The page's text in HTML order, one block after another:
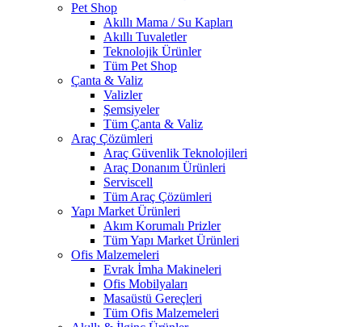
Pet Shop
Akıllı Mama / Su Kapları
Akıllı Tuvaletler
Teknolojik Ürünler
Tüm Pet Shop
Çanta & Valiz
Valizler
Şemsiyeler
Tüm Çanta & Valiz
Araç Çözümleri
Araç Güvenlik Teknolojileri
Araç Donanım Ürünleri
Serviscell
Tüm Araç Çözümleri
Yapı Market Ürünleri
Akım Korumalı Prizler
Tüm Yapı Market Ürünleri
Ofis Malzemeleri
Evrak İmha Makineleri
Ofis Mobilyaları
Masaüstü Gereçleri
Tüm Ofis Malzemeleri